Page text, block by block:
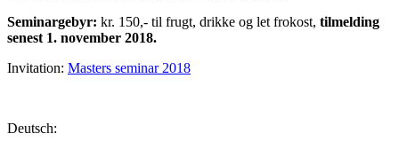
Seminargebyr: kr. 150,- til frugt, drikke og let frokost, tilmelding
senest 1. november 2018.
Invitation: Masters seminar 2018
Deutsch: